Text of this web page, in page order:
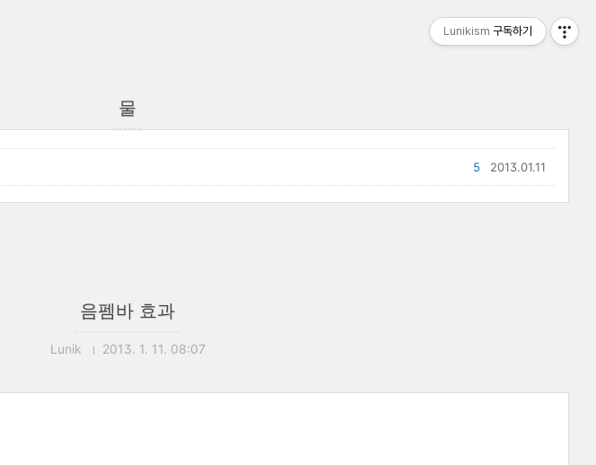
물
2013.01.11
5
음펨바 효과
Lunik 2013. 1. 11. 08:07
Lunikism 구독하기